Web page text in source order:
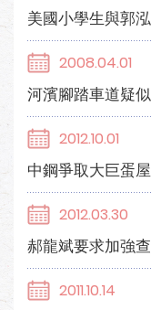
美國小學生與郭
2008.04.01
河濱腳踏車道疑
2012.10.01
中鋼爭取大巨蛋
2012.03.30
郝龍斌要求加強
2011.10.14